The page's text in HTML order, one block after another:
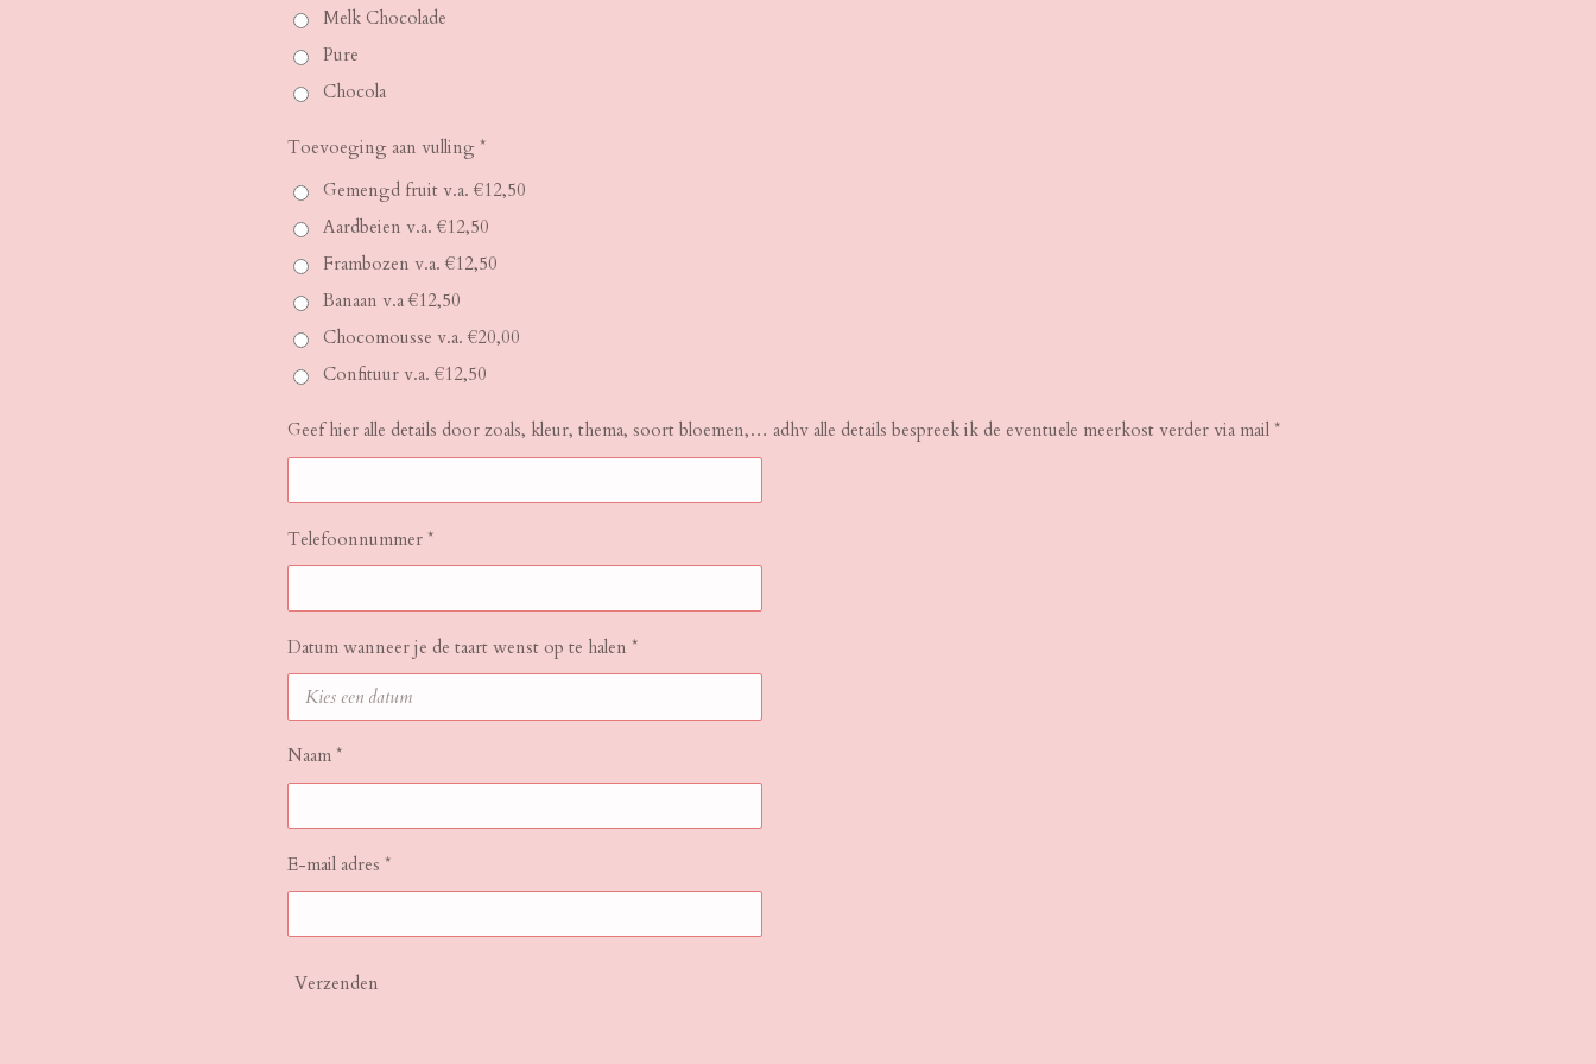
Melk Chocolade
Pure
Chocola
Toevoeging aan vulling *
Gemengd fruit v.a. €12,50
Aardbeien v.a. €12,50
Frambozen v.a. €12,50
Banaan v.a €12,50
Chocomousse v.a. €20,00
Confituur v.a. €12,50
Geef hier alle details door zoals, kleur, thema, soort bloemen,… adhv alle details bespreek ik de eventuele meerkost verder via mail *
Telefoonnummer *
Datum wanneer je de taart wenst op te halen *
Naam *
E-mail adres *
Verzenden